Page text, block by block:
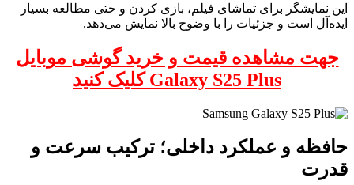
این نمایشگر برای تماشای فیلم، بازی کردن و حتی مطالعه بسیار
ایده‌آل است و جزئیات را با وضوح بالا نمایش می‌دهد.
جهت مشاهده قیمت و خرید گوشی موبایل
Galaxy S25 Plus کلیک کنید
حافظه و عملکرد داخلی؛ ترکیب سرعت و
قدرت